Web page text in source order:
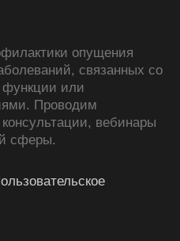
опущения
связанных со
функции или
Проводим
вебинары
сферы.